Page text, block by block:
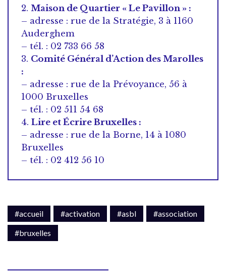
2. Maison de Quartier « Le Pavillon » :
– adresse : rue de la Stratégie, 3 à 1160
Auderghem
– tél. : 02 733 66 58
3. Comité Général d’Action des Marolles
:
– adresse : rue de la Prévoyance, 56 à
1000 Bruxelles
– tél. : 02 511 54 68
4. Lire et Écrire Bruxelles :
– adresse : rue de la Borne, 14 à 1080
Bruxelles
– tél. : 02 412 56 10
#accueil #activation #asbl
#association
#bruxelles